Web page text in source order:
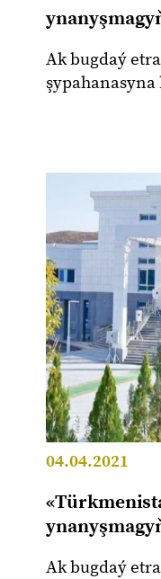
Ak bugdaý
04.04.2021
Ak bugdaý